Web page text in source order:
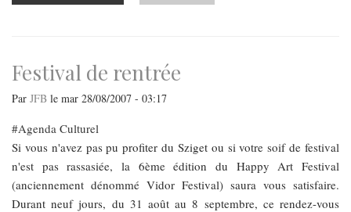
est
Festival de rentrée
Par JFB le mar 28/08/2007 - 03:17
Agenda Culturel
Si vous n'avez pas pu profiter du Sziget ou si votre soif de festival
n'est pas rassasiée, la 6ème édition du Happy Art Festival
(anciennement dénommé Vidor Festival) saura vous satisfaire.
Durant neuf jours, du 31 août au 8 septembre, ce rendez-vous